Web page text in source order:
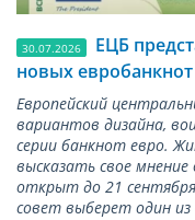
30.07.2026
ЕЦБ
новых евробанкнот
Европейский
вариантов дизайна,
серии банкнот евро.
высказать свое
открыт до 21
совет выберет один из